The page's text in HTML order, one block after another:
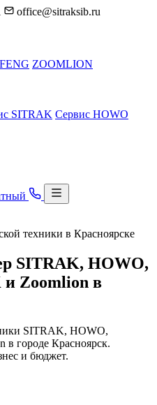
office@sitraksib.ru
ZOOMLION
SITRAK Сервис HOWO
техники в Красноярске
SITRAK, HOWO,
и Zoomlion в
SITRAK, HOWO,
городе Красноярск.
и бюджет.